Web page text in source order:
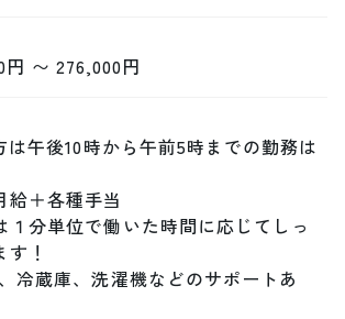
〜 276,000円
午後10時から午前5時までの勤務は
＋各種手当
分単位で働いた時間に応じてしっ
！
冷蔵庫、洗濯機などのサポートあ